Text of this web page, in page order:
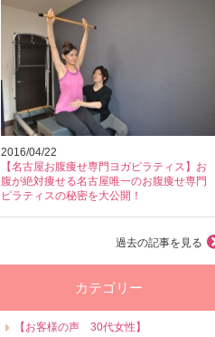
2016/04/22
【名古屋お腹痩せ専門ヨガピラティス】お
腹が絶対痩せる名古屋唯一のお腹痩せ専門
ピラティスの秘密を大公開！
過去の記事を見る
カテゴリー
【お客様の声 30代女性】